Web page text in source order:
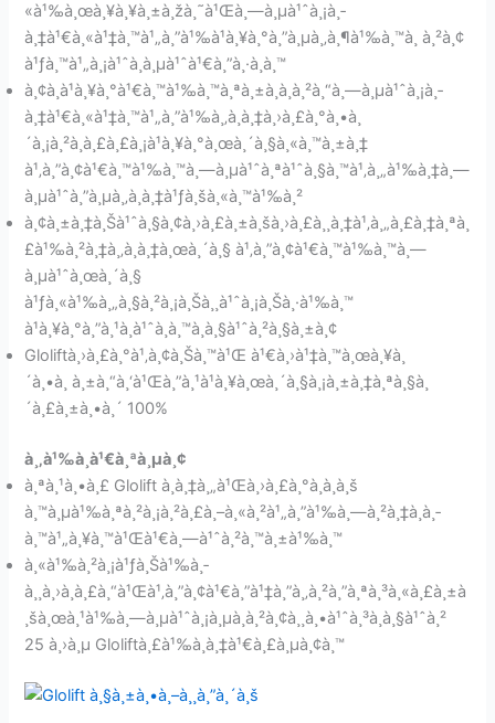
«à¹‰à¸œà¸¥à¸¥à¸±à¸žà¸˜à¹Œà¸—à¸µà¹ˆà¸¡à¸­
à¸‡à¹€à¸«à¹‡à¸™à¹„à¸”à¹‰à¹à¸¥à¸°à¸”à¸µà¸‚à¸¶à¹‰à¸™à¸ à¸²à¸¢
à¹ƒà¸™à¹„à¸¡à¹ˆà¸à¸µà¹ˆà¹€à¸”à¸·à¸­à¸™
à¸¢à¸à¹à¸¥à¸°à¹€à¸™à¹‰à¸™à¸ªà¸±à¸à¸à¸²à¸“à¸—à¸µà¹ˆà¸¡à¸­
à¸‡à¹€à¸«à¹‡à¸™à¹„à¸”à¹‰à¸‚à¸­à¸‡à¸›à¸£à¸°à¸•à¸
´à¸¡à¸²à¸à¸£à¸£à¸¡à¹à¸¥à¸°à¸œà¸´à¸§à¸«à¸™à¸±à¸‡
à¹‚à¸”à¸¢à¹€à¸™à¹‰à¸™à¸—à¸µà¹ˆà¸ªà¹ˆà¸§à¸™à¹‚à¸„à¹‰à¸‡à¸—
à¸µà¹ˆà¸”à¸µà¸‚à¸­à¸‡à¹ƒà¸šà¸«à¸™à¹‰à¸²
à¸¢à¸±à¸‡à¸Šà¹ˆà¸§à¸¢à¸›à¸£à¸±à¸šà¸›à¸£à¸¸à¸‡à¹‚à¸„à¸£à¸‡à¸ªà¸
£à¹‰à¸²à¸‡à¸‚à¸­à¸‡à¸œà¸´à¸§ à¹‚à¸”à¸¢à¹€à¸™à¹‰à¸™à¸—
à¸µà¹ˆà¸œà¸´à¸§
à¹ƒà¸«à¹‰à¸„à¸§à¸²à¸¡à¸Šà¸¸à¹ˆà¸¡à¸Šà¸·à¹‰à¸™
à¹à¸¥à¸°à¸”à¸¹à¸­à¹ˆà¸­à¸™à¸à¸§à¹ˆà¸²à¸§à¸±à¸¢
Gloliftà¸›à¸£à¸°à¹‚à¸¢à¸Šà¸™à¹Œ à¹€à¸›à¹‡à¸™à¸œà¸¥à¸
´à¸•à¸ à¸±à¸“à¸‘à¹Œà¸”à¸¹à¹à¸¥à¸œà¸´à¸§à¸¡à¸±à¸‡à¸ªà¸§à¸
´à¸£à¸±à¸•à¸´ 100%
à¸‚à¹‰à¸­à¹€à¸ªà¸µà¸¢
à¸ªà¸¹à¸•à¸£ Glolift à¸­à¸‡à¸„à¹Œà¸›à¸£à¸°à¸à¸­à¸š
à¸™à¸µà¹‰à¸ªà¸²à¸¡à¸²à¸£à¸–à¸«à¸²à¹„à¸”à¹‰à¸—à¸²à¸‡à¸­à¸­
à¸™à¹„à¸¥à¸™à¹Œà¹€à¸—à¹ˆà¸²à¸™à¸±à¹‰à¸™
à¸«à¹‰à¸²à¸¡à¹ƒà¸Šà¹‰à¸­
à¸¸à¸›à¸à¸£à¸“à¹Œà¹‚à¸”à¸¢à¹€à¸”à¹‡à¸”à¸‚à¸²à¸”à¸ªà¸³à¸«à¸£à¸±à
¸šà¸œà¸¹à¹‰à¸—à¸µà¹ˆà¸¡à¸µà¸­à¸²à¸¢à¸¸à¸•à¹ˆà¸³à¸à¸§à¹ˆà¸²
25 à¸›à¸µ Gloliftà¸£à¹‰à¸­à¸‡à¹€à¸£à¸µà¸¢à¸™